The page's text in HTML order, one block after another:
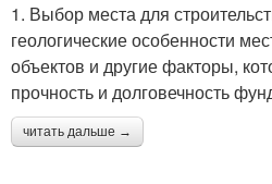
1. Выбор места для
геологические особенности
объектов и другие факторы,
прочность и долговечность
читать дальше →